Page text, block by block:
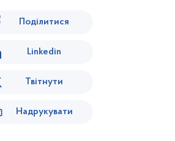
Поділитися
Linkedin
Твітнути
Надрукувати